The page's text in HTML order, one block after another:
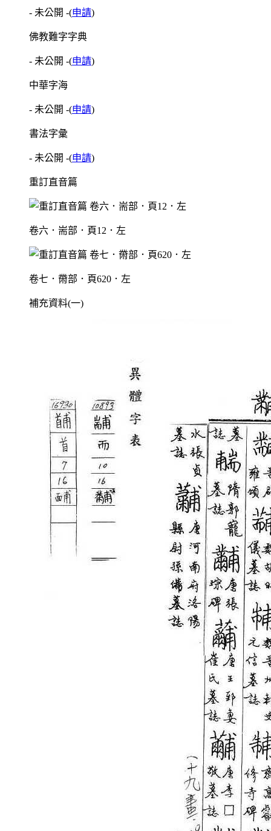
- 未公開 -(申請)
佛教難字字典
- 未公開 -(申請)
中華字海
- 未公開 -(申請)
書法字彙
- 未公開 -(申請)
重訂直音篇
卷六．耑部．頁12．左
卷七．黹部．頁620．左
補充資料(一)